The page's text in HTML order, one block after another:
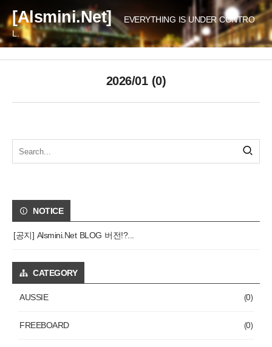
[Alsmini.Net]
EVERYTHING IS UNDER CONTRO
L.
2026/01 (0)
NOTICE
[공지] Alsmini.Net BLOG 버전!?...
CATEGORY
AUSSIE (0)
FREEBOARD (0)